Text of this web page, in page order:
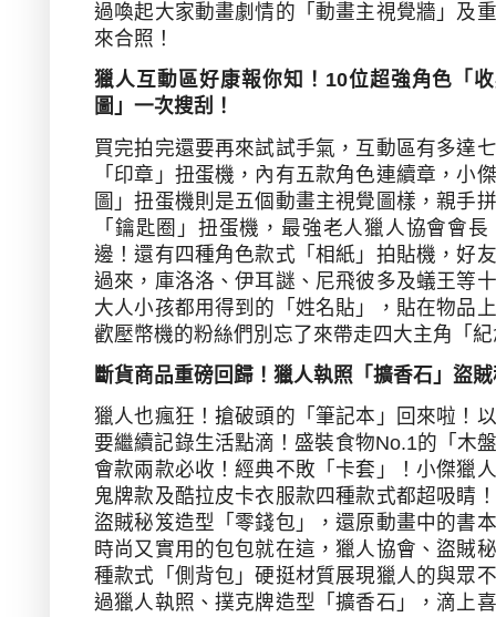
過喚起大家動畫劇情的「動畫主視覺牆」及
來合照！
獵人互動區好康報你知！ 10位超強角色「
圖」一次搜刮！
買完拍完還要再來試試手氣，互動區有多達
「印章」扭蛋機，內有五款角色連續章，小
圖」扭蛋機則是五個動畫主視覺圖樣，親手
「鑰匙圈」扭蛋機，最強老人獵人協會會
邊！還有四種角色款式「相紙」拍貼機，好
過來，庫洛洛、伊耳謎、尼飛彼多及蟻王等
大人小孩都用得到的「姓名貼」，貼在物品
歡壓幣機的粉絲們別忘了來帶走四大主角「
斷貨商品重磅回歸！獵人執照「擴香石」盜
獵人也瘋狂！搶破頭的「筆記本」回來啦！
要繼續記錄生活點滴！盛裝食物No.1的「木
會款兩款必收！經典不敗「卡套」！小傑獵
鬼牌款及酷拉皮卡衣服款四種款式都超吸睛
盜賊秘笈造型「零錢包」，還原動畫中的書
時尚又實用的包包就在這，獵人協會、盜賊
種款式「側背包」硬挺材質展現獵人的與眾
過獵人執照、撲克牌造型「擴香石」，滴上